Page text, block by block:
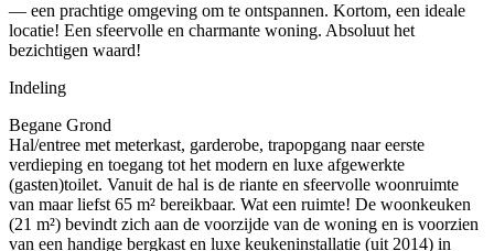
— een prachtige omgeving om te ontspannen. Kortom, een ideale
locatie! Een sfeervolle en charmante woning. Absoluut het
bezichtigen waard!
Indeling
Begane Grond
Hal/entree met meterkast, garderobe, trapopgang naar eerste
verdieping en toegang tot het modern en luxe afgewerkte
(gasten)toilet. Vanuit de hal is de riante en sfeervolle woonruimte
van maar liefst 65 m² bereikbaar. Wat een ruimte! De woonkeuken
(21 m²) bevindt zich aan de voorzijde van de woning en is voorzien
van een handige bergkast en luxe keukeninstallatie (uit 2014) in